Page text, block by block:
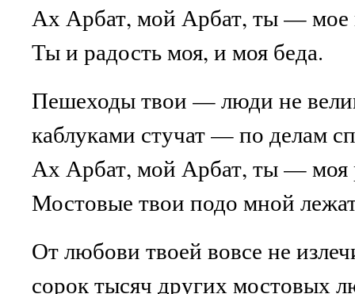
Ах Арбат, мой Арбат, ты — мое
Ты и радость моя, и моя беда.
Пешеходы твои — люди не
каблуками стучат — по делам
Ах Арбат, мой Арбат, ты — моя
Мостовые твои подо мной
От любови твоей вовсе не
сорок тысяч других мостовых